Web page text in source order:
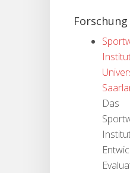
Forschung
Das